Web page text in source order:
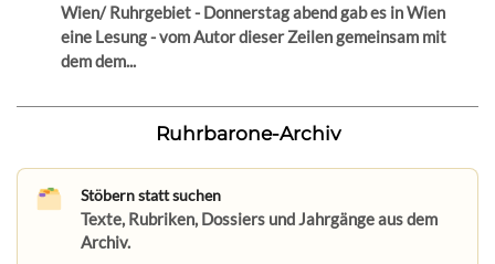
Wien/ Ruhrgebiet - Donnerstag abend gab es in Wien
eine Lesung - vom Autor dieser Zeilen gemeinsam mit
dem dem...
Ruhrbarone-Archiv
Stöbern statt suchen
Texte, Rubriken, Dossiers und Jahrgänge aus dem
Archiv.